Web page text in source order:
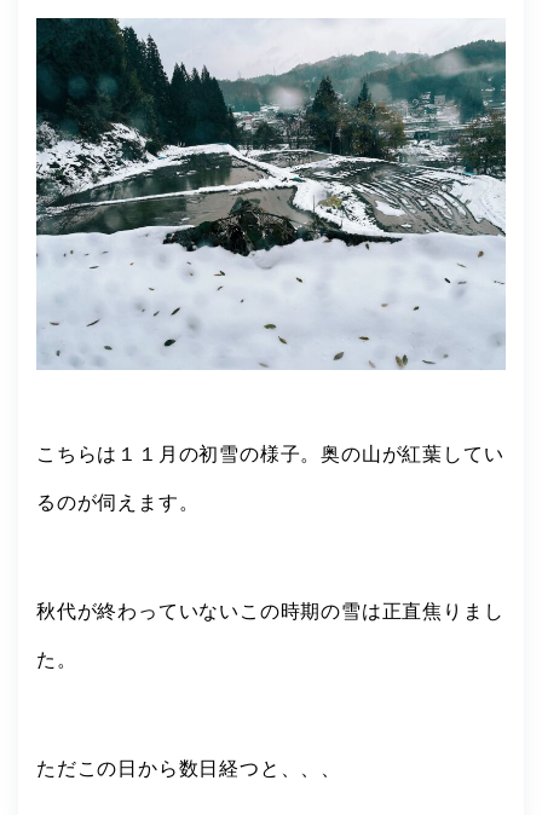
こちらは１１月の初雪の様子。奥の山が紅葉してい
るのが伺えます。
秋代が終わっていないこの時期の雪は正直焦りまし
た。
ただこの日から数日経つと、、、